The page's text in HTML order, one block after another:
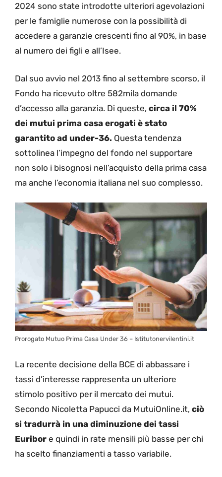
2024 sono state introdotte ulteriori agevolazioni
per le famiglie numerose con la possibilità di
accedere a garanzie crescenti fino al 90%, in base
al numero dei figli e all’Isee.
Dal suo avvio nel 2013 fino al settembre scorso, il
Fondo ha ricevuto oltre 582mila domande
d’accesso alla garanzia. Di queste, circa il 70%
dei mutui prima casa erogati è stato
garantito ad under-36. Questa tendenza
sottolinea l’impegno del fondo nel supportare
non solo i bisognosi nell’acquisto della prima casa
ma anche l’economia italiana nel suo complesso.
Prorogato Mutuo Prima Casa Under 36 – Istitutonervilentini.it
La recente decisione della BCE di abbassare i
tassi d’interesse rappresenta un ulteriore
stimolo positivo per il mercato dei mutui.
Secondo Nicoletta Papucci da MutuiOnline.it, ciò
si tradurrà in una diminuzione dei tassi
Euribor e quindi in rate mensili più basse per chi
ha scelto finanziamenti a tasso variabile.